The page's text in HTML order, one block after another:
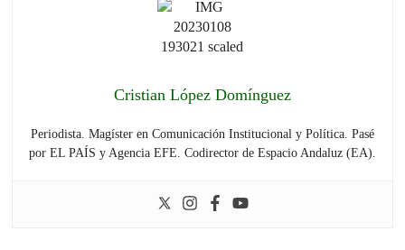
Cristian López Domínguez
Periodista. Magíster en Comunicación Institucional y Política. Pasé
por EL PAÍS y Agencia EFE. Codirector de Espacio Andaluz (EA).